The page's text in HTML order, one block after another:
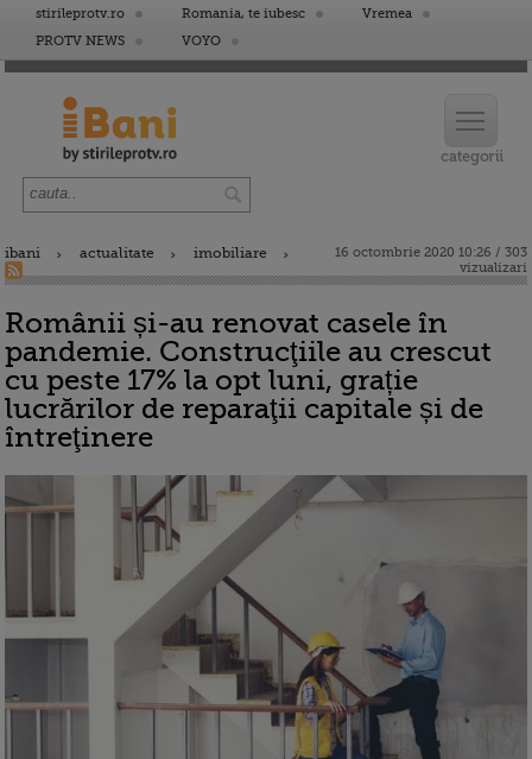
stirileprotv.ro Romania, te iubesc
Vremea
PROTV NEWS
VOYO
ibani actualitate imobiliare
16 octombrie 2020 10:26 / 303
vizualizari
Românii și-au renovat casele în
pandemie. Construcţiile au crescut
cu peste 17% la opt luni, grație
lucrărilor de reparaţii capitale și de
întreţinere